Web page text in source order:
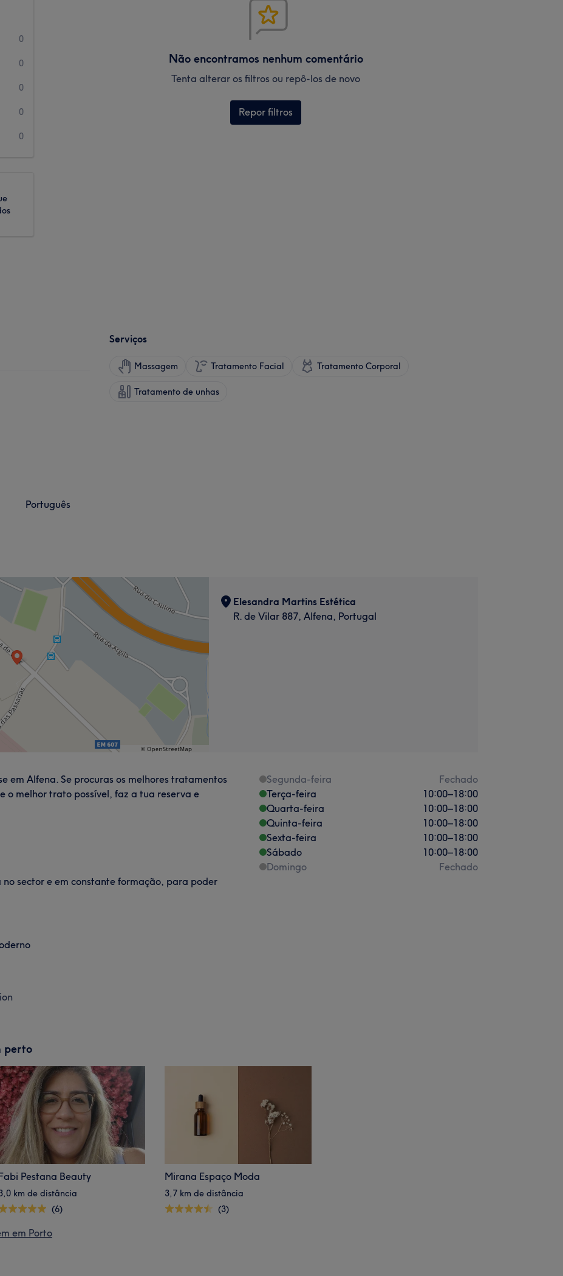
0
0
0
0
0
Não encontramos nenhum comentário
Tenta alterar os filtros ou repô-los de novo
Repor filtros
Serviços
Massagem Tratamento Facial Tratamento Corporal
Tratamento de unhas
Português
Elesandra Martins Estética
R. de Vilar 887, Alfena, Portugal
em Alfena. Se procuras os melhores tratamentos
o melhor trato possível, faz a tua reserva e
sector e em constante formação, para poder
Segunda-feira
Fechado
Terça-feira
10:00–18:00
Quarta-feira
10:00–18:00
Quinta-feira
10:00–18:00
Sexta-feira
10:00–18:00
Sábado
10:00–18:00
Domingo
Fechado
perto
Pestana Beauty
km de distância
(6)
Mirana Espaço Moda
3,7 km de distância
(3)
em Porto